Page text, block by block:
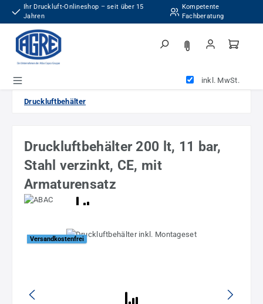
Zum Hauptinhalt springen
Ihr Druckluft-Onlineshop – seit über 15
Jahren
Kompetente
Fachberatung
inkl. MwSt.
Druckluftbehälter
Druckluftbehälter 200 lt, 11 bar,
Stahl verzinkt, CE, mit
Armaturensatz
Bildergalerie überspringen
Versandkostenfrei